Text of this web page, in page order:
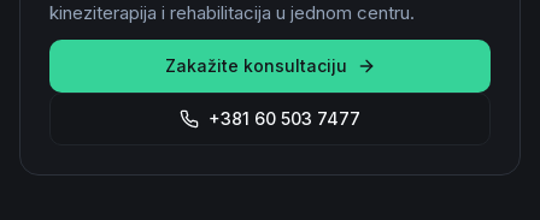
kineziterapija i rehabilitacija u jednom centru.
Zakažite konsultaciju
+381 60 503 7477